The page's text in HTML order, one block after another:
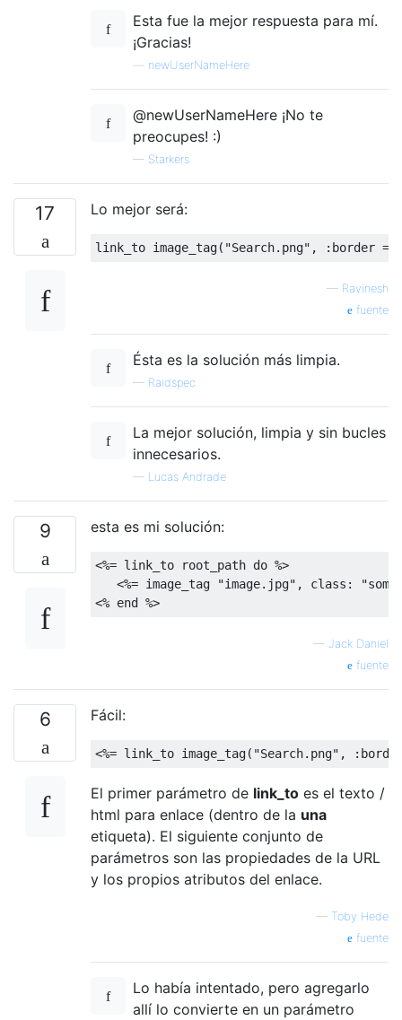
Esta fue la mejor respuesta para mí.
¡Gracias!
newUserNameHere
@newUserNameHere ¡No te
preocupes! :)
— Starkers
17 Lo mejor será:
link_to image_tag( "Search.png" , : border =>
— Ravinesh
fuente
Ésta es la solución más limpia.
— Raidspec
La mejor solución, limpia y sin bucles
innecesarios.
— Lucas Andrade
9 esta es mi solución:
<%= link_to root_path do %>
<%= image_tag "image.jpg" , class :
<% end %>
— Jack Daniel
fuente
6 Fácil:
<%= link_to image_tag( "Search.png" , :
El primer parámetro de link_to es el texto /
html para enlace (dentro de la una
etiqueta). El siguiente conjunto de
parámetros son las propiedades de la URL
y los propios atributos del enlace.
— Toby Hede
fuente
Lo había intentado, pero agregarlo
allí lo convierte en un parámetro